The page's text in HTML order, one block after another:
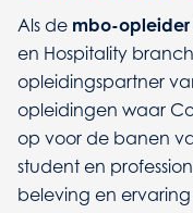
Als de mbo-opleider
en Hospitality
opleidingspartner
opleidingen waar
op voor de banen
student en
beleving en